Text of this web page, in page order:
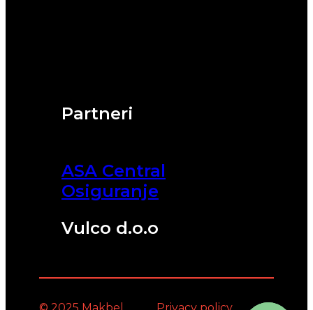
Partneri
ASA Central
Osiguranje
Vulco d.o.o